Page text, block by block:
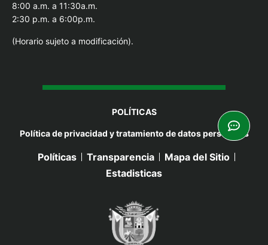
8:00 a.m. a 11:30a.m.
2:30 p.m. a 6:00p.m.
(Horario sujeto a modificación).
POLÍTICAS
Política de privacidad y tratamiento de datos personales
Políticas Transparencia
Mapa del Sitio
Estadisticas